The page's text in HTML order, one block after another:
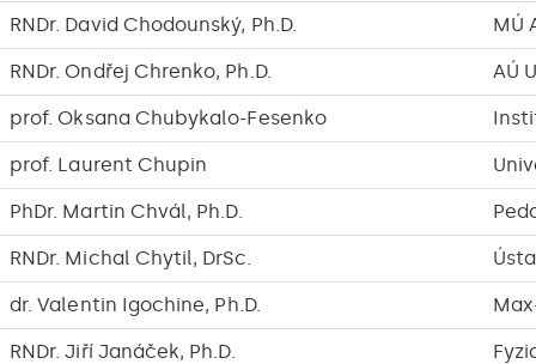
RNDr. David Chodounský, Ph.D. MÚ
RNDr. Ondřej Chrenko, Ph.D. AÚ
prof. Oksana Chubykalo-Fesenko
prof. Laurent Chupin
PhDr. Martin Chvál, Ph.D.
RNDr. Michal Chytil, DrSc.
dr. Valentin Igochine, Ph.D.
RNDr. Jiří Janáček, Ph.D.